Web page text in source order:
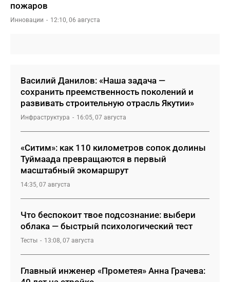
пожаров
Инновации 12:10, 06 августа
Василий Данилов: «Наша задача —
сохранить преемственность поколений и
развивать строительную отрасль Якутии»
Инфраструктура 16:05, 07 августа
«Ситим»: как 110 километров сопок долины
Туймаада превращаются в первый
масштабный экомаршрут
14:35, 07 августа
Что беспокоит твое подсознание: выбери
облака — быстрый психологический тест
Тесты 13:08, 07 августа
Главный инженер «Прометея» Анна Грачева: